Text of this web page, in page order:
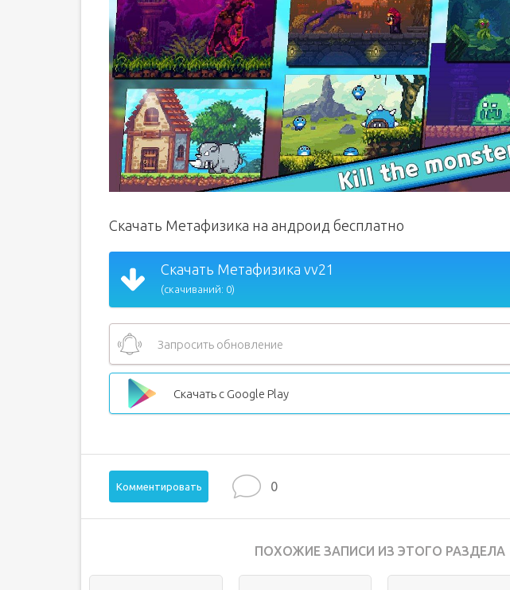
Скачать Метафизика на андроид бесплатно
Скачать Метафизика vv21
(скачиваний: 0)
Запросить обновление
Скачать с Google Play
Комментировать 0
ПОХОЖИЕ ЗАПИСИ ИЗ ЭТОГО РАЗДЕЛА